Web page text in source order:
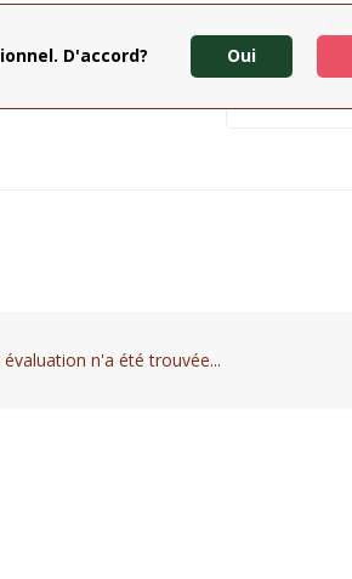
évaluation n'a été trouvée...
D'accord? Oui